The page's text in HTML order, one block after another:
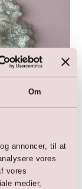
Om
annoncer, til at
vores
vores
medier,
med perler og